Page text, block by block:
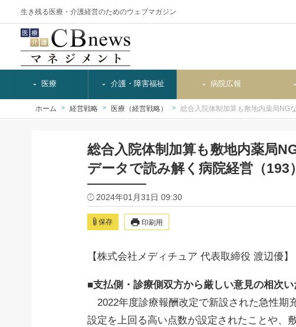
生き残る医療・介護経営のためのウェブマガジン
医療 介護・障害福祉 病院広報
ホーム 経営戦略 医療（経営戦略） 総合入院体制加算も敷地内薬局NG
総合入院体制加算も敷地内薬局
データで読み解く病院経営（193）
2024年01月31日 09:30
保存 印刷用
【株式会社メディチュア 代表取締役 渡辺優】
■支払側・診療側双方から厳しい意見の相次
2022年度診療報酬改定で新設された急性期
設定を上回る高い点数が設定されたことや、